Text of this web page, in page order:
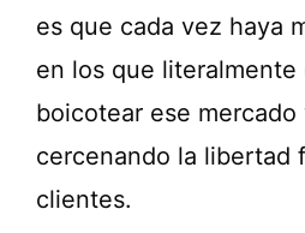
es que cada vez haya
en los que
boicotear ese mercado
cercenando la libertad
clientes.